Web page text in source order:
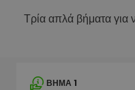
Τρία απλά βήματα για
ΒΉΜΑ 1